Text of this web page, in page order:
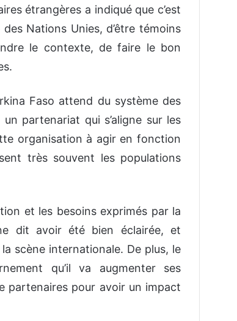
étrangères a indiqué que c’est
Nations Unies, d’être témoins
le contexte, de faire le bon
Faso attend du système des
partenariat qui s’aligne sur les
organisation à agir en fonction
très souvent les populations
et les besoins exprimés par la
dit avoir été bien éclairée, et
scène internationale. De plus, le
qu’il va augmenter ses
partenaires pour avoir un impact